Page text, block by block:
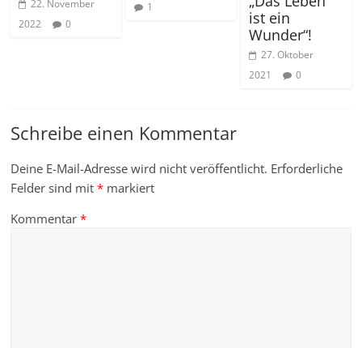
22. November
2022
0
1
ist ein
Wunder“!
27. Oktober
2021
0
Schreibe einen Kommentar
Deine E-Mail-Adresse wird nicht veröffentlicht. Erforderliche
Felder sind mit* markiert
Kommentar*